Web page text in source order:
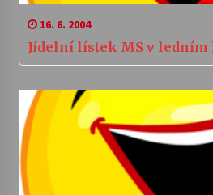
16. 6. 2004
Jídelní lístek MS v ledním